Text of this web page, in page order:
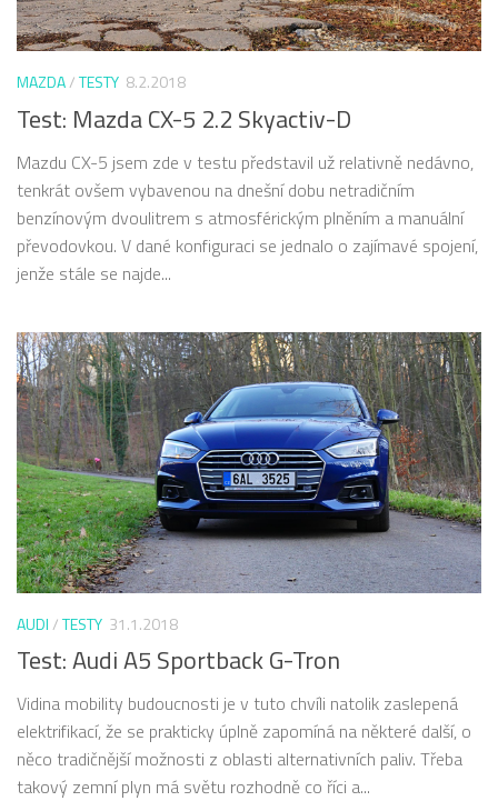
MAZDA/TESTY 8.2.2018
Test: Mazda CX-5 2.2 Skyactiv-D
Mazdu CX-5 jsem zde v testu představil už relativně nedávno,
tenkrát ovšem vybavenou na dnešní dobu netradičním
benzínovým dvoulitrem s atmosférickým plněním a manuální
převodovkou. V dané konfiguraci se jednalo o zajímavé spojení,
jenže stále se najde...
AUDI/TESTY 31.1.2018
Test: Audi A5 Sportback G-Tron
Vidina mobility budoucnosti je v tuto chvíli natolik zaslepená
elektrifikací, že se prakticky úplně zapomíná na některé další, o
něco tradičnější možnosti z oblasti alternativních paliv. Třeba
takový zemní plyn má světu rozhodně co říci a...